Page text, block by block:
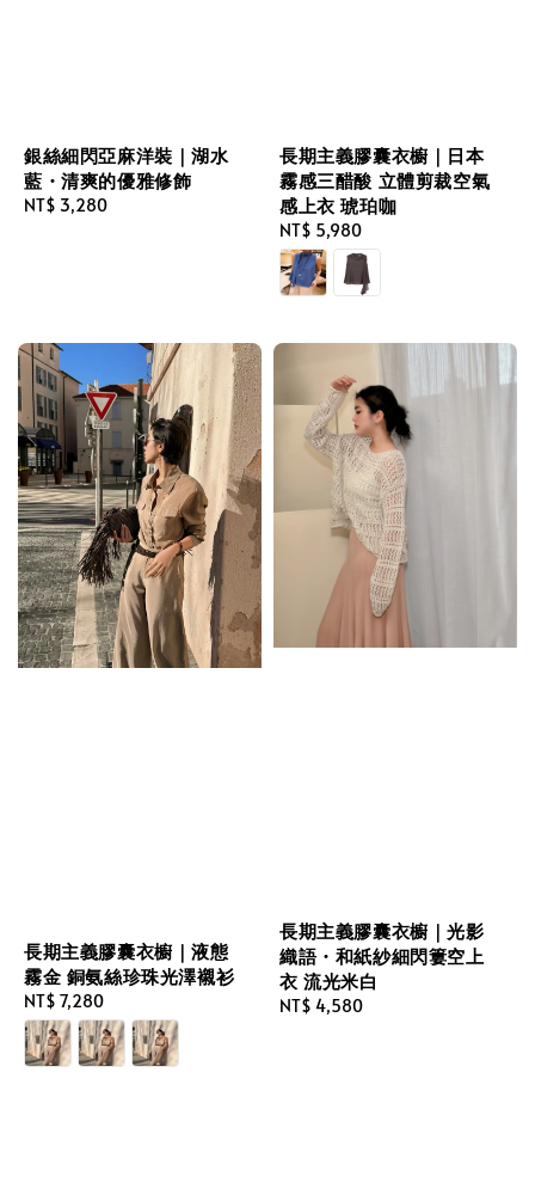
銀絲細閃亞麻洋裝｜湖水
藍・清爽的優雅修飾
Regular
NT$ 3,280
長期主義膠囊衣櫥｜日本
霧感三醋酸 立體剪裁空氣
感上衣 琥珀咖
Regular
price
NT$ 5,980
長期主義膠囊衣櫥｜液態
霧金 銅氨絲珍珠光澤襯衫
Regular
price
NT$ 7,280
長期主義膠囊衣櫥｜光影
織語・和紙紗細閃簍空上
衣 流光米白
Regular
NT$ 4,580